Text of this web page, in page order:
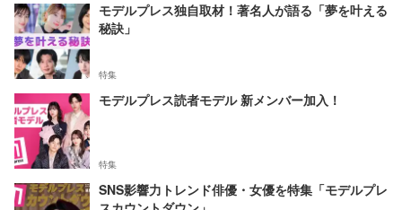
モデルプレス独自取材！著名人が語る「夢を叶える
秘訣」
特集
モデルプレス読者モデル 新メンバー加入！
特集
SNS影響力トレンド俳優・女優を特集「モデルプレ